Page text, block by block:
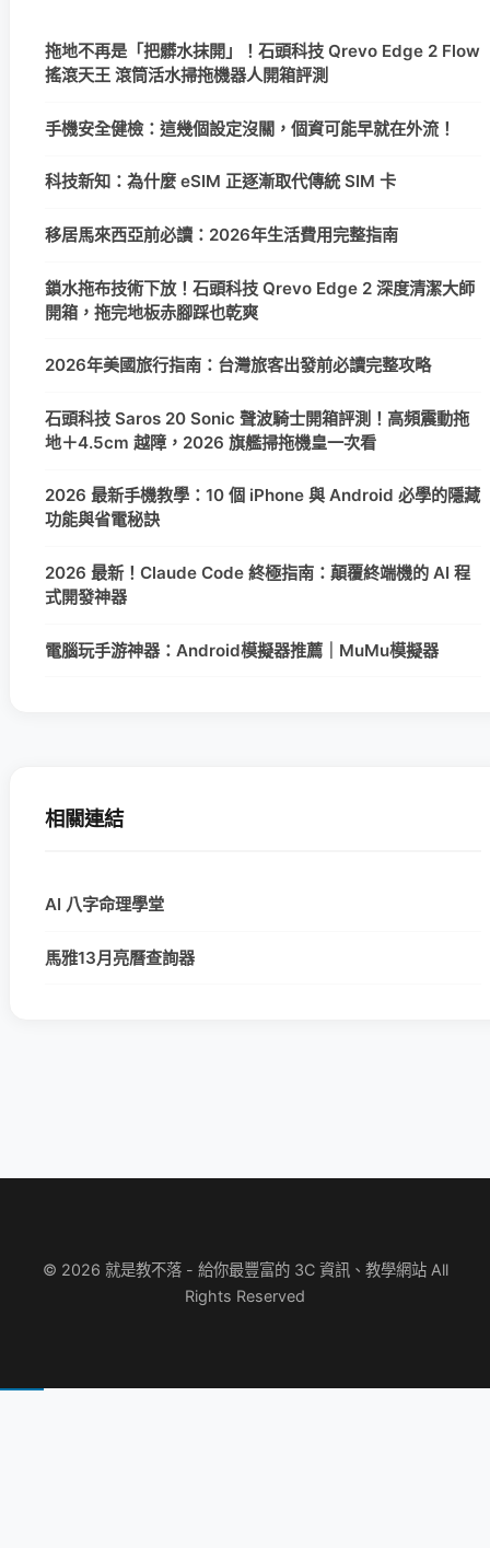
拖地不再是「把髒水抹開」！石頭科技 Qrevo Edge 2 Flow
搖滾天王 滾筒活水掃拖機器人開箱評測
手機安全健檢：這幾個設定沒關，個資可能早就在外流！
科技新知：為什麼 eSIM 正逐漸取代傳統 SIM 卡
移居馬來西亞前必讀：2026年生活費用完整指南
鎖水拖布技術下放！石頭科技 Qrevo Edge 2 深度清潔大師
開箱，拖完地板赤腳踩也乾爽
2026年美國旅行指南：台灣旅客出發前必讀完整攻略
石頭科技 Saros 20 Sonic 聲波騎士開箱評測！高頻震動拖
地＋4.5cm 越障，2026 旗艦掃拖機皇一次看
2026 最新手機教學：10 個 iPhone 與 Android 必學的隱藏
功能與省電秘訣
2026 最新！Claude Code 終極指南：顛覆終端機的 AI 程
式開發神器
電腦玩手游神器：Android模擬器推薦｜MuMu模擬器
相關連結
AI 八字命理學堂
馬雅13月亮曆查詢器
© 2026 就是教不落 - 給你最豐富的 3C 資訊、教學網站 All
Rights Reserved